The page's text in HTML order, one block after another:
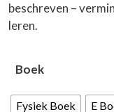
beschreven –
leren.
Boek
Fysiek Boek E